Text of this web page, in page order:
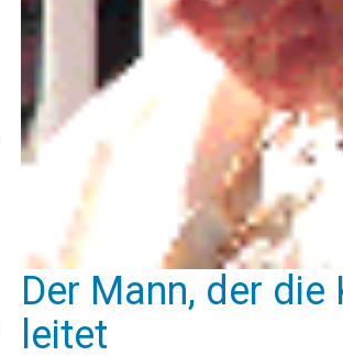
Der Mann, der
leitet